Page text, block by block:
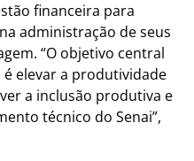
financeira para
administração de seus
“O objetivo central
elevar a produtividade
a inclusão produtiva e
técnico do Senai”,